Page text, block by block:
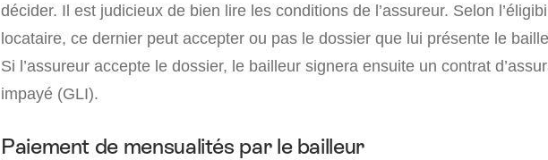
décider. Il est judicieux de bien lire les conditions de l’assureur. Selon
locataire, ce dernier peut accepter ou pas le dossier que lui présente le
Si l’assureur accepte le dossier, le bailleur signera ensuite un contrat
impayé (GLI).
Paiement de mensualités par le bailleur